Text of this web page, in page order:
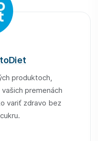
produktoch,
premenách
variť zdravo bez